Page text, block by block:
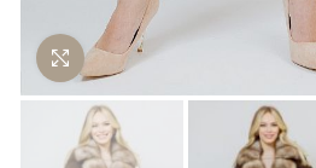
Нажмите чтобы увеличить